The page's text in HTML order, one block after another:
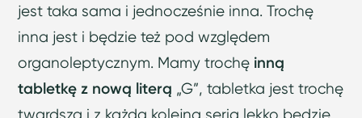
jest taka sama i jednocześnie inna. Trochę
inna jest i będzie też pod względem
organoleptycznym. Mamy trochę inną
tabletkę z nową literą „G”, tabletka jest trochę
twardsza i z każdą kolejną serią lekko będzie